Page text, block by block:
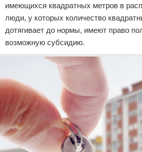
имеющихся квадратных метров в
люди, у которых количество
дотягивает до нормы, имеют право
возможную субсидию.